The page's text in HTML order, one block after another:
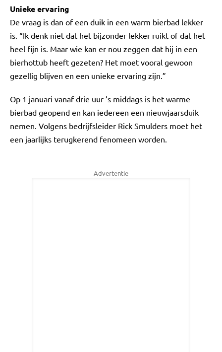
Unieke ervaring
De vraag is dan of een duik in een warm bierbad lekker
is. “Ik denk niet dat het bijzonder lekker ruikt of dat het
heel fijn is. Maar wie kan er nou zeggen dat hij in een
bierhottub heeft gezeten? Het moet vooral gewoon
gezellig blijven en een unieke ervaring zijn.”
Op 1 januari vanaf drie uur ’s middags is het warme
bierbad geopend en kan iedereen een nieuwjaarsduik
nemen. Volgens bedrijfsleider Rick Smulders moet het
een jaarlijks terugkerend fenomeen worden.
Advertentie